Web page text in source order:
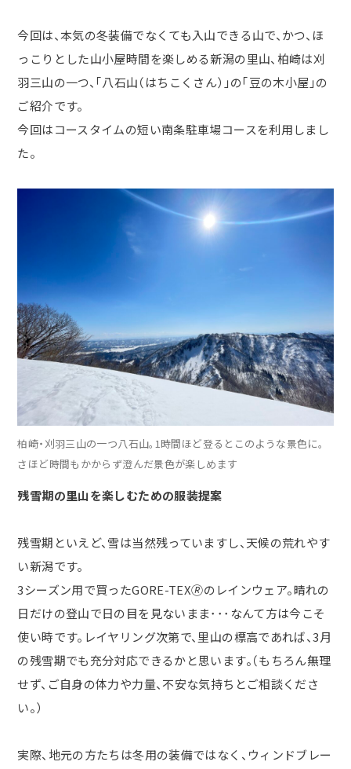
今回は、本気の冬装備でなくても入山できる山で、かつ、ほ
っこりとした山小屋時間を楽しめる新潟の里山、柏崎は刈
羽三山の一つ、「八石山（はちこくさん）」の「豆の木小屋」の
ご紹介です。
今回はコースタイムの短い南条駐車場コースを利用しまし
た。
柏崎・刈羽三山の一つ八石山。 1時間ほど登るとこのような景色に。
さほど時間もかからず澄んだ景色が楽しめます
残雪期の里山を楽しむための服装提案
残雪期といえど、雪は当然残っていますし、天候の荒れやす
い新潟です。
3シーズン用で買ったGORE-TEX🄬のレインウェア。晴れの
日だけの登山で日の目を見ないまま･･･なんて方は今こそ
使い時です。レイヤリング次第で、里山の標高であれば、3月
の残雪期でも充分対応できるかと思います。（もちろん無理
せず、ご自身の体力や力量、不安な気持ちとご相談くださ
い。）
実際、地元の方たちは冬用の装備ではなく、ウィンドブレー